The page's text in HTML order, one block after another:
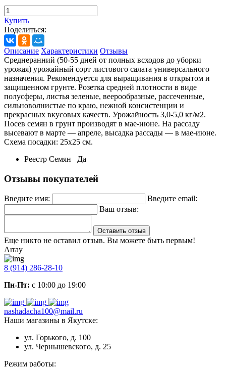
Купить
Поделиться:
Описание Характеристики Отзывы
Среднеранний (50-55 дней от полных всходов до уборки
урожая) урожайный сорт листового салата универсального
назначения. Рекомендуется для выращивания в открытом и
защищенном грунте. Розетка средней плотности в виде
полусферы, листья зеленые, веерообразные, рассеченные,
сильноволнистые по краю, нежной консистенции и
прекрасных вкусовых качеств. Урожайность 3,0-5,0 кг/м2.
Посев семян в грунт производят в мае-июне. На рассаду
высевают в марте — апреле, высадка рассады — в мае-июне.
Схема посадки: 25х25 см.
Реестр Семян
Да
Отзывы покупателей
Введите имя:
Введите email:
Ваш отзыв:
Оставить отзыв
Еще никто не оставил отзыв. Вы можете быть первым!
Array
8 (914) 286-28-10
Пн-Пт: с 10:00 до 19:00
nashadacha100@mail.ru
Наши магазины в Якутске:
ул. Горького, д. 100
ул. Чернышевского, д. 25
Режим работы: